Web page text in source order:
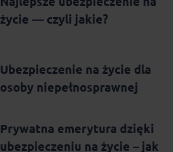
życie — czyli jakie?
Ubezpieczenie na życie dla
osoby niepełnosprawnej
Prywatna emerytura dzięki
ubezpieczeniu na życie – jak